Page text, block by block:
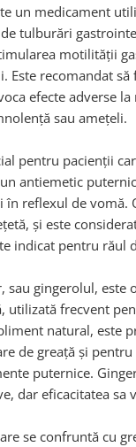
un medicament
tulburări
motilității
Este recomandat
efecte adverse
sau amețeli.
pentru pacienții
antiemetic
reflexul de vomă.
și este
indicat pentru răul
sau gingerolul, este
utilizată frecvent
natural, este
de greață și
puternice.
dar eficacitatea sa
se confruntă cu